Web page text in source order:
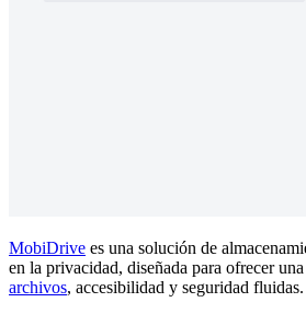
MobiDrive es una solución de
en la privacidad, diseñada para ofrecer una
archivos, accesibilidad y seguridad fluidas.